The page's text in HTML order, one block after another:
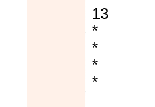
13
*
*
*
*